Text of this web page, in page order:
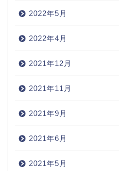
2022年5月
2022年4月
2021年12月
2021年11月
2021年9月
2021年6月
2021年5月